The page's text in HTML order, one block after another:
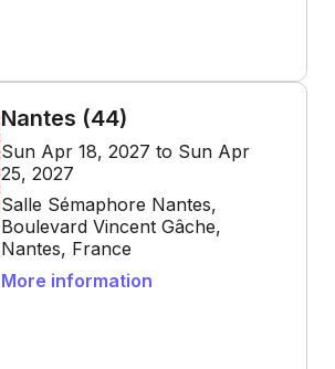
Nantes (44)
Sun Apr 18, 2027 to Sun Apr
25, 2027
Salle Sémaphore Nantes,
Boulevard Vincent Gâche,
Nantes, France
More information